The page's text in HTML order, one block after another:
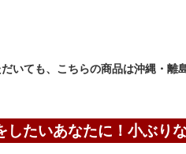
いても、こちらの商品は沖縄・離
したいあなたに！小ぶり